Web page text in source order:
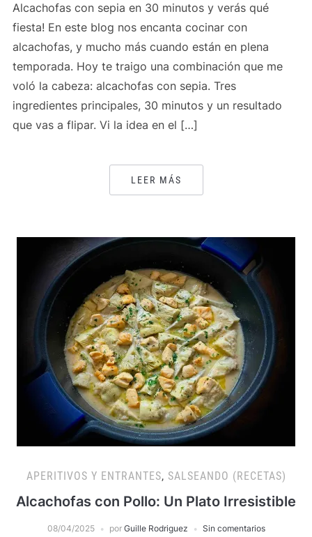
Alcachofas con sepia en 30 minutos y verás qué
fiesta! En este blog nos encanta cocinar con
alcachofas, y mucho más cuando están en plena
temporada. Hoy te traigo una combinación que me
voló la cabeza: alcachofas con sepia. Tres
ingredientes principales, 30 minutos y un resultado
que vas a flipar. Vi la idea en el […]
LEER MÁS
APERITIVOS Y ENTRANTES, SALSEANDO (RECETAS)
Alcachofas con Pollo: Un Plato Irresistible
08/04/2025 por Guille Rodriguez Sin comentarios